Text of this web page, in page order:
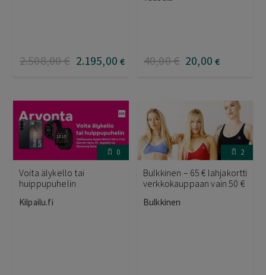
2.508,00€ 2.195,00 € 40,00€ 20,00 €
0
Voita älykello tai
huippupuhelin
Kilpailu.fi
2
Bulkkinen – 65 € lahjakortti
verkkokauppaan vain 50 €
Bulkkinen